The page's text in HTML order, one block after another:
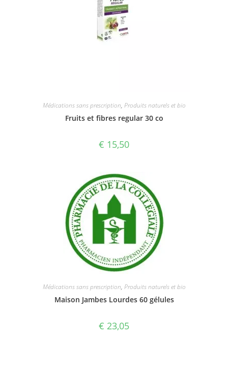
Médications sans prescription, Produits naturels et bio
Fruits et fibres regular 30 co
€ 15,50
Médications sans prescription, Produits naturels et bio
Maison Jambes Lourdes 60 gélules
€ 23,05